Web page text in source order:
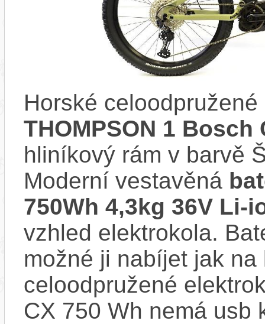
Horské
THOMPSON 1 Bosch
hliníkový rám v barvě
Moderní vestavěná
750Wh 4,3kg 36V Li-
vzhled elektrokola.
možné ji nabíjet jak
celoodpružené
CX 750 Wh nemá usb